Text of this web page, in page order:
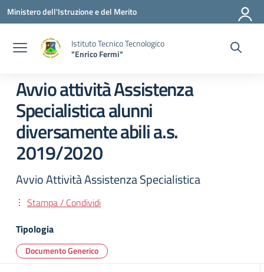
Vai ai contenuti
Vai al menu di navigazione
Vai al footer
Ministero dell'Istruzione e del Merito
Istituto Tecnico Tecnologico
"Enrico Fermi"
Avvio attività Assistenza
Specialistica alunni
diversamente abili a.s.
2019/2020
Avvio Attività Assistenza Specialistica
Stampa / Condividi
Tipologia
Documento Generico